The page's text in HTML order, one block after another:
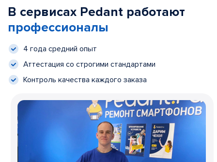
В сервисах Pedant работают
профессионалы
4 года средний опыт
Аттестация со строгими стандартами
Контроль качества каждого заказа